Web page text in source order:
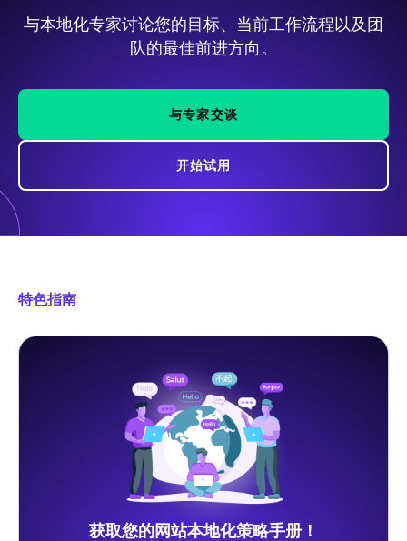
与本地化专家讨论您的目标、当前工作流程以及团
队的最佳前进方向。
与专家交谈
开始试用
特色指南
获取您的网站本地化策略手册！